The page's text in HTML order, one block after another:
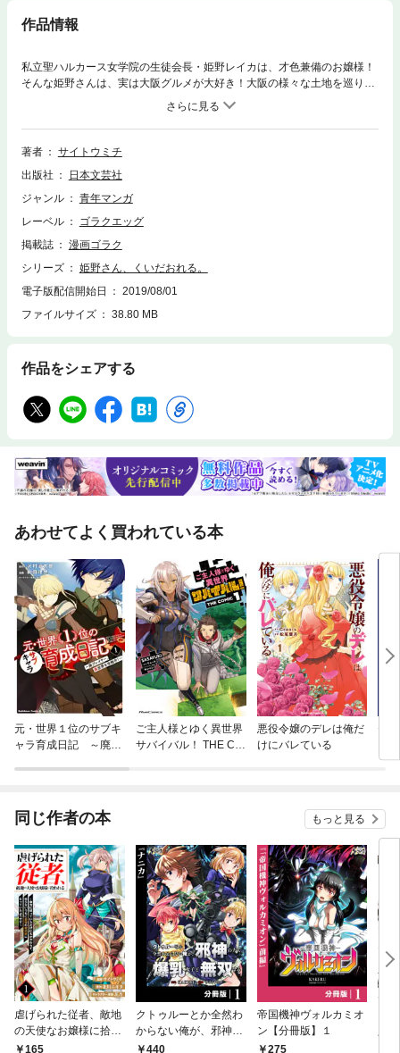
作品情報
私立聖ハルカース女学院の生徒会長・姫野レイカは、才色兼備のお嬢様！
そんな姫野さんは、実は大阪グルメが大好き！大阪の様々な土地を巡り、
串カツ、お好み焼き、焼き肉、バッテラ、関西風おでん、たこ焼きなどな
著者
サイトウミチ
出版社
日本文芸社
ジャンル
青年マンガ
レーベル
ゴラクエッグ
掲載誌
漫画ゴラク
シリーズ
姫野さん、くいだおれる。
電子版配信開始日
2019/08/01
ファイルサイズ
38.80 MB
作品をシェアする
あわせてよく買われている本
元・世界１位のサブキ
ャラ育成日記 ～廃プ
ご主人様とゆく異世界
サバイバル！ THE CO
悪役令嬢のデレは俺だ
けにバレている
セ
同じ作者の本 もっと見る
虐げられた従者、敵地
の天使なお嬢様に拾わ
れる ～命令に従ってい
165
クトゥルーとか全然わ
からない俺が、邪神の
力で爆乳女子と無双す
440
帝国機神ヴォルカミオ
ン【分冊版】１
275